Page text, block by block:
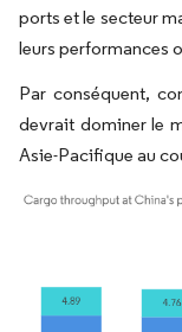
ports et le secteur
leurs performances
Par conséquent,
devrait dominer le
Asie-Pacifique au